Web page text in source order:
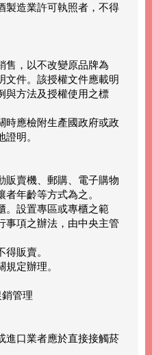
製造業許可執照者，不得
售，以不改變原品牌為
文件。該授權文件應載明
與方法及授權使用之標
時應檢附生產國政府或政
明。
販賣機、郵購、電子購物
年齡等方式為之。
。設置專區或專櫃之範
事項之辦法，由中央主管
販賣。
定辦理。
管理
進口業者應於直接接觸菸